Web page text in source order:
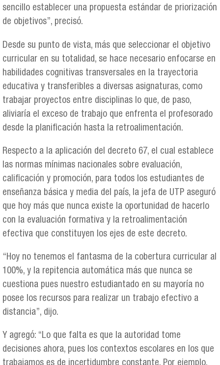
sencillo establecer una propuesta estándar de priorización
de objetivos”, precisó.
Desde su punto de vista, más que seleccionar el objetivo
curricular en su totalidad, se hace necesario enfocarse en
habilidades cognitivas transversales en la trayectoria
educativa y transferibles a diversas asignaturas, como
trabajar proyectos entre disciplinas lo que, de paso,
aliviaría el exceso de trabajo que enfrenta el profesorado
desde la planificación hasta la retroalimentación.
Respecto a la aplicación del decreto 67, el cual establece
las normas mínimas nacionales sobre evaluación,
calificación y promoción, para todos los estudiantes de
enseñanza básica y media del país, la jefa de UTP aseguró
que hoy más que nunca existe la oportunidad de hacerlo
con la evaluación formativa y la retroalimentación
efectiva que constituyen los ejes de este decreto.
“Hoy no tenemos el fantasma de la cobertura curricular al
100%, y la repitencia automática más que nunca se
cuestiona pues nuestro estudiantado en su mayoría no
posee los recursos para realizar un trabajo efectivo a
distancia”, dijo.
Y agregó: “Lo que falta es que la autoridad tome
decisiones ahora, pues los contextos escolares en los que